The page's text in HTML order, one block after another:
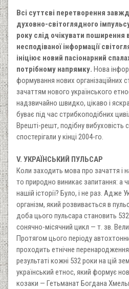
Всі суттєві перетворення
духовно-світоглядного
року слід очікувати поширення в
несподіваної інформації
ініціює новий пасіонарний
потрібному напрямку. Нова
формування нових організаційних
зачаттям нового українського
надзвичайно швидко, цікаво і
буває під час стрибкоподібних
Врешті-решт, подібну вибуховість
спостерігали у кінці 2004-го.
V. УКРАЇНСЬКИЙ ПУЛЬСАР
Коли заходить мова про зачаття і
то природно виникає запитання: а
нашій історії? Було, і не раз. Адже
організм, який розвивається в
доба цього пульсара становить
сонячно-місячний цикл — т. зв.
Протягом цього періоду
проходить етнічне
результаті кожні 532 роки на цій
український етнос, який формує
козаки — Гетьманат Богдана